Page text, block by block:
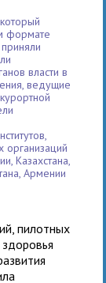
формате
власти в
ведущие
организаций
Казахстана,
Армении
пилотных